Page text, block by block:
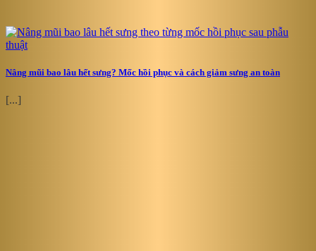
Nâng mũi bao lâu hết sưng? Mốc hồi phục và cách giảm sưng an toàn
[...]